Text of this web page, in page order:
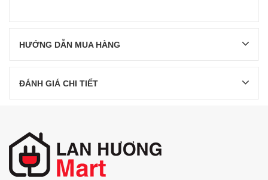
HƯỚNG DẪN MUA HÀNG
ĐÁNH GIÁ CHI TIẾT